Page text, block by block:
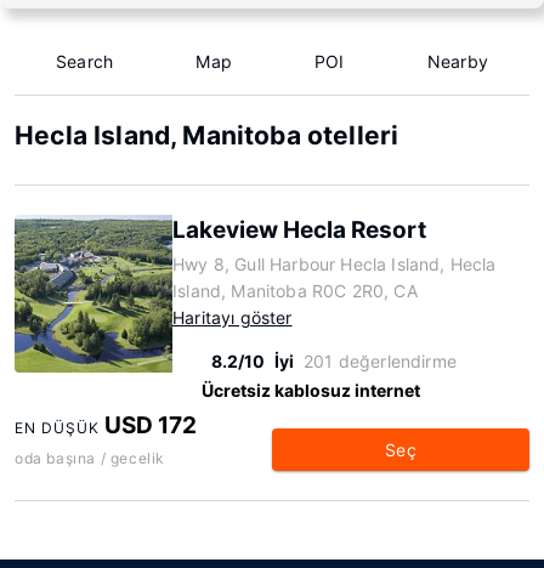
Search Map POI Nearby
Hecla Island, Manitoba otelleri
Lakeview Hecla Resort
Hwy 8, Gull Harbour Hecla Island, Hecla
Island, Manitoba R0C 2R0, CA
Haritayı göster
8.2/10 İyi 201 değerlendirme
Ücretsiz kablosuz internet
EN DÜŞÜK USD 172
oda başına / gecelik Seç